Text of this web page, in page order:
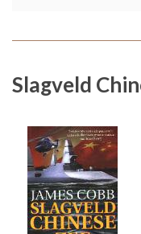
Slagveld